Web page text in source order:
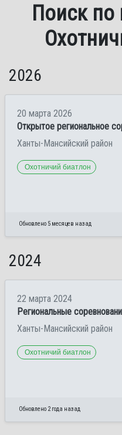
Поиск по
2026
20 марта 2026
Открытое региональное
Ханты-Мансийский район
Охотничий биатлон
Обновлено 5 месяцев назад
2024
22 марта 2024
Региональные
Ханты-Мансийский район
Охотничий биатлон
Обновлено 2 года назад